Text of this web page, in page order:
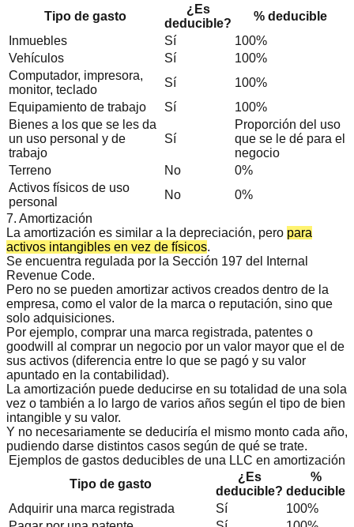
Tipo de gasto
¿Es
deducible?
% deducible
Inmuebles
Sí
100%
Vehículos
Sí
100%
Computador, impresora,
monitor, teclado
Sí
100%
Equipamiento de trabajo
Sí
100%
Bienes a los que se les da
un uso personal y de
trabajo
Sí
Proporción del uso
que se le dé para el
negocio
Terreno
No
0%
Activos físicos de uso
personal
No 0%
7. Amortización
La amortización es similar a la depreciación, pero para
activos intangibles en vez de físicos.
Se encuentra regulada por la Sección 197 del Internal
Revenue Code.
Pero no se pueden amortizar activos creados dentro de la
empresa, como el valor de la marca o reputación, sino que
solo adquisiciones.
Por ejemplo, comprar una marca registrada, patentes o
goodwill al comprar un negocio por un valor mayor que el de
sus activos (diferencia entre lo que se pagó y su valor
apuntado en la contabilidad).
La amortización puede deducirse en su totalidad de una sola
vez o también a lo largo de varios años según el tipo de bien
intangible y su valor.
Y no necesariamente se deduciría el mismo monto cada año,
pudiendo darse distintos casos según de qué se trate.
Tipo de gasto
¿Es
deducible?
%
deducible
Adquirir una marca registrada
Sí
100%
Ejemplos de gastos deducibles de una LLC en amortización